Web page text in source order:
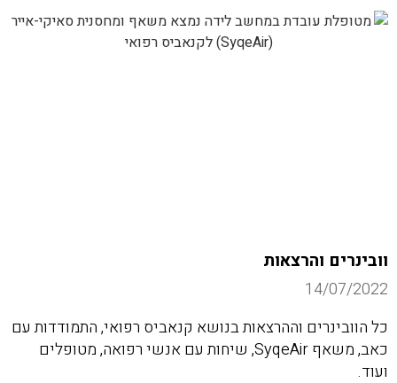
וובינרים והרצאות
14/07/2022
כל הוובינרים וההרצאות בנושא קנאביס רפואי, התמודדות עם
כאב, משאף SyqeAir, שיחות עם אנשי רפואה, מטופלים
ועוד.